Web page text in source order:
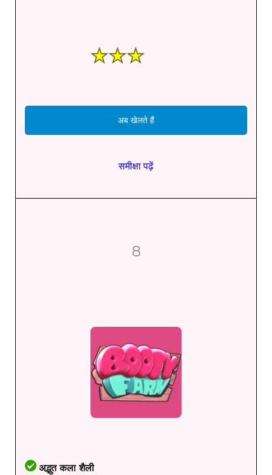
अब खेलते हैं
समीक्षा पढ़ें
8
अद्भुत कला शैली